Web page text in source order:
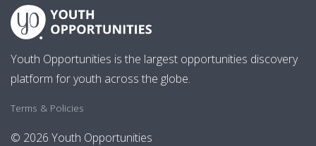
Youth Opportunities is the largest opportunities discovery
platform for youth across the globe.
Terms & Policies
© 2026 Youth Opportunities